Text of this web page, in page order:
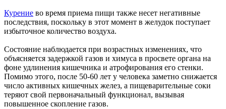
Курение во время приема пищи также несет негативные
последствия, поскольку в этот момент в желудок поступает
избыточное количество воздуха.
Состояние наблюдается при возрастных изменениях, что
объясняется задержкой газов и химуса в просвете органа на
фоне удлинения кишечника и атрофирования его стенки.
Помимо этого, после 50-60 лет у человека заметно снижается
число активных кишечных желез, а пищеварительные соки
теряют свой первоначальный функционал, вызывая
повышенное скопление газов.